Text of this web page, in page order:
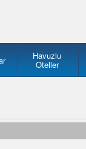
Havuzlu
Oteller